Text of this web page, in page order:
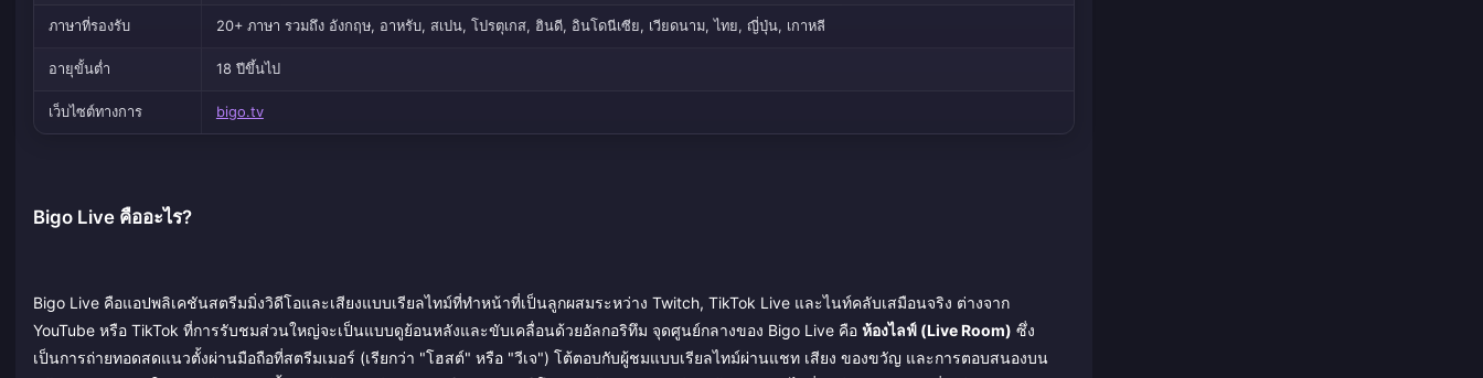
ภาษาที่รองรับ 20+ ภาษา รวมถึง อังกฤษ, อาหรับ, สเปน, โปรตุเกส, ฮินดี, อินโดนีเซีย, เวียดนาม, ไทย, ญี่ปุ่น, เกาหลี
อายุขั้นต่ำ 18 ปีขึ้นไป
เว็บไซต์ทางการ bigo.tv
Bigo Live คืออะไร?
Bigo Live คือแอปพลิเคชันสตรีมมิ่งวิดีโอและเสียงแบบเรียลไทม์ที่ทำหน้าที่เป็นลูกผสมระหว่าง Twitch, TikTok Live และไนท์คลับเสมือนจริง ต่างจาก
YouTube หรือ TikTok ที่การรับชมส่วนใหญ่จะเป็นแบบดูย้อนหลังและขับเคลื่อนด้วยอัลกอริทึม จุดศูนย์กลางของ Bigo Live คือ ห้องไลฟ์ (Live Room) ซึ่ง
เป็นการถ่ายทอดสดแนวตั้งผ่านมือถือที่สตรีมเมอร์ (เรียกว่า "โฮสต์" หรือ "วีเจ") โต้ตอบกับผู้ชมแบบเรียลไทม์ผ่านแชท เสียง ของขวัญ และการตอบสนองบน